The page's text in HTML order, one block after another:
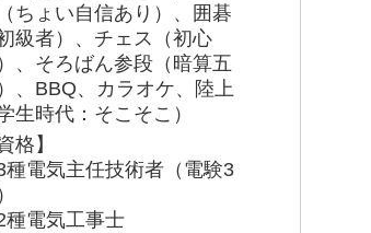
ちょい自信あり）、囲碁
初級者）、チェス（初心
、そろばん参段（暗算五
、BBQ、カラオケ、陸上
学生時代：そこそこ）
格】
種電気主任技術者（電験3
種電気工事士